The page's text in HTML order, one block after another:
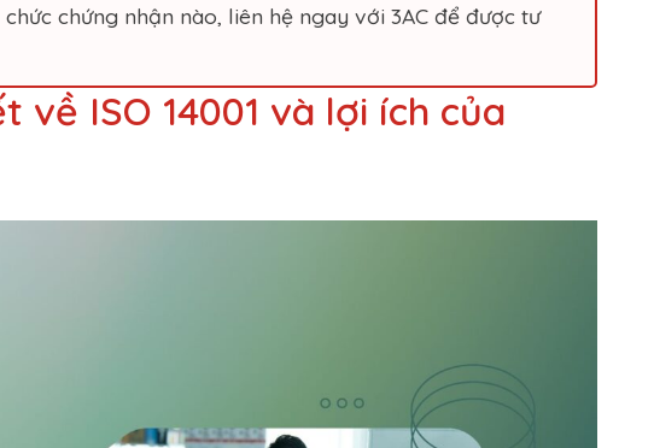
chứng nhận nào, liên hệ ngay với 3AC để được tư
về ISO 14001 và lợi ích của